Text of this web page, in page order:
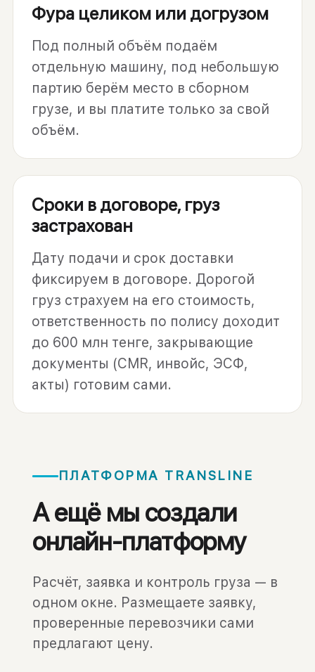
Фура целиком или догрузом
Под полный объём подаём
отдельную машину, под небольшую
партию берём место в сборном
грузе, и вы платите только за свой
объём.
Сроки в договоре, груз
застрахован
Дату подачи и срок доставки
фиксируем в договоре. Дорогой
груз страхуем на его стоимость,
ответственность по полису доходит
до 600 млн тенге, закрывающие
документы (CMR, инвойс, ЭСФ,
акты) готовим сами.
ПЛАТФОРМА TRANSLINE
А ещё мы создали
онлайн-платформу
Расчёт, заявка и контроль груза — в
одном окне. Размещаете заявку,
проверенные перевозчики сами
предлагают цену.